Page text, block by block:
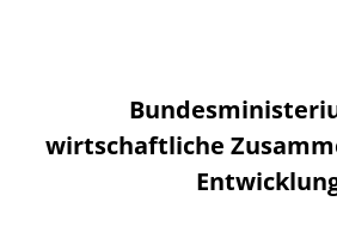
wirtschaftliche